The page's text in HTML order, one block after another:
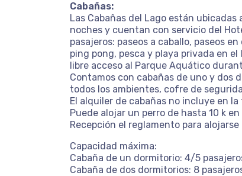
Cabañas:
Las Cabañas del Lago están
noches y cuentan con servicio del
pasajeros: paseos a caballo, paseos
ping pong, pesca y playa privada en
libre acceso al Parque Aquático
Contamos con cabañas de uno y dos
todos los ambientes, cofre de
El alquiler de cabañas no incluye en
Puede alojar un perro de hasta 10 k
Recepción el reglamento para
Capacidad máxima:
Cabaña de un dormitorio: 4/5
Cabaña de dos dormitorios: 8